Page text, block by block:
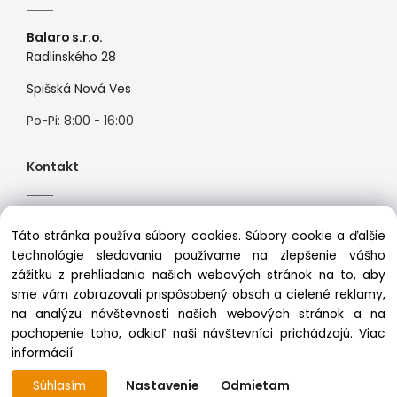
Balaro s.r.o.
Radlinského 28
Spišská Nová Ves
Po-Pi: 8:00 - 16:00
Kontakt
Mail:info@premiosport.sk
Copyright © 2025 premiosport.sk, All rights reserved
Táto stránka používa súbory cookies. Súbory cookie a ďalšie
technológie sledovania používame na zlepšenie vášho
zážitku z prehliadania našich webových stránok na to, aby
sme vám zobrazovali prispôsobený obsah a cielené reklamy,
na analýzu návštevnosti našich webových stránok a na
pochopenie toho, odkiaľ naši návštevníci prichádzajú.Viac
informácií
Súhlasím
Nastavenie Odmietam